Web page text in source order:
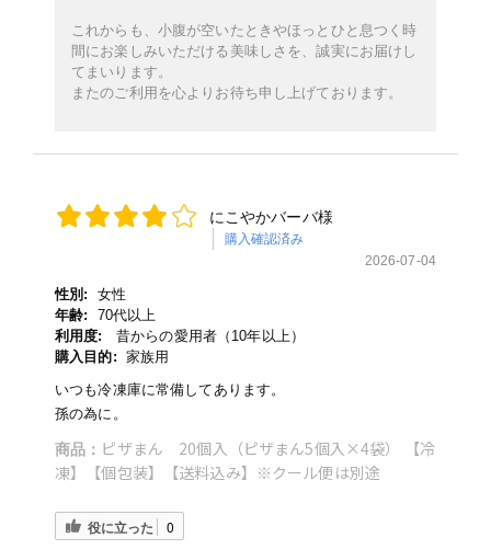
これからも、小腹が空いたときやほっとひと息つく時
間にお楽しみいただける美味しさを、誠実にお届けし
てまいります。
またのご利用を心よりお待ち申し上げております。
にこやかバーバ様
購入確認済み
2026-07-04
性別:
女性
年齢:
70代以上
利用度:
昔からの愛用者（10年以上）
購入目的: 家族用
いつも冷凍庫に常備してあります。
孫の為に。
商品： ピザまん 20個入（ピザまん5個入×4袋） 【冷
凍】【個包装】【送料込み】※クール便は別途
役に立った 0